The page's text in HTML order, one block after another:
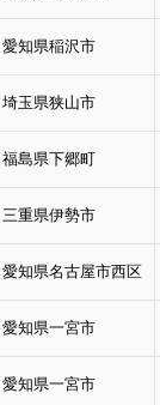
愛知県稲沢市
埼玉県狭山市
福島県下郷町
三重県伊勢市
愛知県名古屋市西区
愛知県一宮市
愛知県一宮市